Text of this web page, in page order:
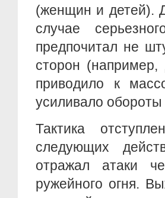
(женщин и детей).
случае
предпочитал не
сторон
приводило к
усиливало
Тактика
следующих
отражал атаки
ружейного огня.